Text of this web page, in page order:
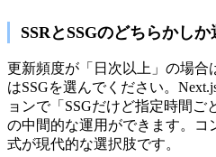
SSRとSSGのどちらかし
更新頻度が「日次以上」の場合
はSSGを選んでください。
ョンで「SSGだけど指定時間
の中間的な運用ができます。コ
式が現代的な選択肢です。